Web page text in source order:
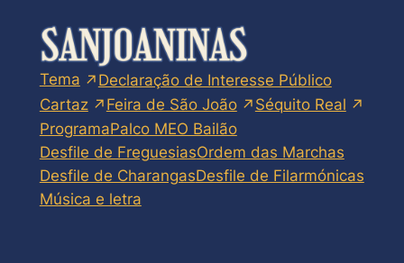
content
Tema
Declaração de Interesse Público
Cartaz
Feira de São João
Séquito Real
ProgramaPalco MEO Bailão
Desfile de FreguesiasOrdem das Marchas
Desfile de CharangasDesfile de Filarmónicas
Música e letra